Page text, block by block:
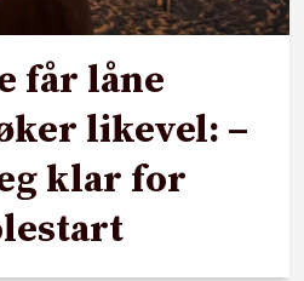
får låne
likevel: –
klar for